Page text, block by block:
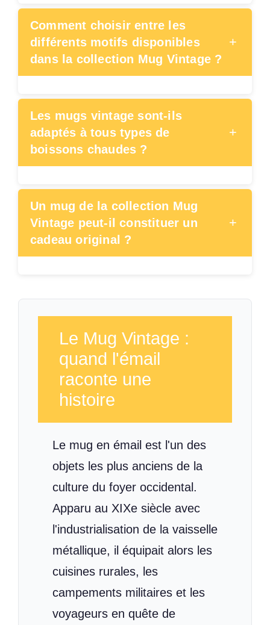
Comment choisir entre les
différents motifs disponibles
dans la collection Mug Vintage ?
+
Les mugs vintage sont-ils
adaptés à tous types de
boissons chaudes ?
+
Un mug de la collection Mug
Vintage peut-il constituer un
cadeau original ?
+
Le Mug Vintage :
quand l'émail
raconte une
histoire
Le mug en émail est l'un des
objets les plus anciens de la
culture du foyer occidental.
Apparu au XIXe siècle avec
l'industrialisation de la vaisselle
métallique, il équipait alors les
cuisines rurales, les
campements militaires et les
voyageurs en quête de